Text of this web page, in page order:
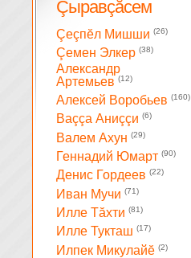
Çыравçăсем
Çеçпĕл Мишши (26)
Çемен Элкер (38)
Александр
Артемьев (12)
Алексей Воробьев (160)
Ваççа Аниççи (6)
Валем Ахун (29)
Геннадий Юмарт (90)
Денис Гордеев (22)
Иван Мучи (71)
Илле Тăхти (81)
Илле Тукташ (17)
Илпек Микулайĕ (2)